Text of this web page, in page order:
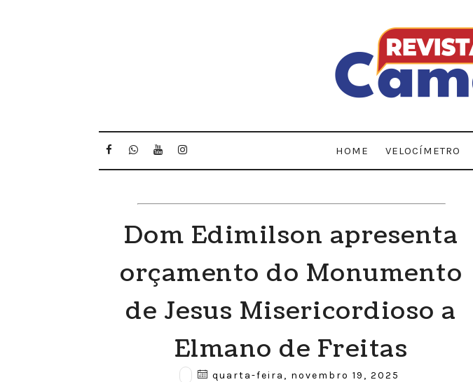
HOME VELOCÍMETRO
Dom Edimilson apresenta
orçamento do Monumento
de Jesus Misericordioso a
Elmano de Freitas
quarta-feira, novembro 19, 2025